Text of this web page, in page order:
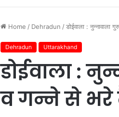
Home / Dehradun /डोईवाला : नुन्नावाला
Dehradun Uttarakhand
डोईवाला :
व गन्ने से भरे